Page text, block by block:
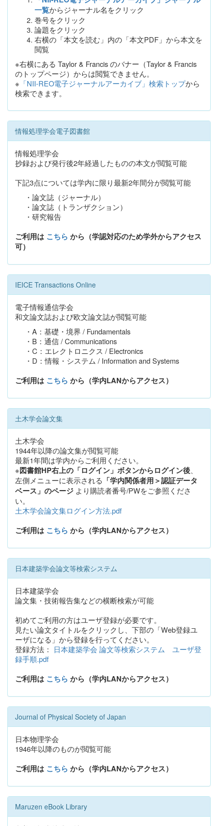
一覧からジャーナル名をクリック
巻号をクリック
論題をクリック
右横の「本文を読む」内の「本文PDF」から本文を
閲覧
※右横にある Taylor & Francis のバナー（Taylor & Francis
のトップページ）からは閲覧できません。
※ 「NII-REO電子ジャーナルアーカイブ」検索トップから
検索できます。
情報処理学会電子図書館
情報処理学会
抄録および発行後2年経過したものの本文が閲覧可能
下記3点については学内に限り最新2年間分が閲覧可能
・論文誌（ジャーナル）
・論文誌（トランザクション）
・研究報告
ご利用は こちら から（学認対応のため学外からアクセス
可）
IEICE Transactions Online
電子情報通信学会
和文論文誌および欧文論文誌が閲覧可能
・A：基礎・境界 / Fundamentals
・B：通信 / Communications
・C：エレクトロニクス / Electronics
・D：情報・システム / Information and Systems
ご利用は こちら から（学内LANからアクセス）
土木学会論文集
土木学会
1944年以降の論文集が閲覧可能
最新1年間は学内からご利用ください。
※図書館HP右上の「ログイン」ボタンからログイン後
左側メニューに表示される 「学内関係者用＞認証データ
ベース」のページ より購読者番号/PWをご参照くださ
い。
土木学会論文集ログイン方法.pdf
ご利用は こちら から（学内LANからアクセス）
日本建築学会論文等検索システム
日本建築学会
論文集・技術報告集などの横断検索が可能
初めてご利用の方はユーザ登録が必要です。
見たい論文タイトルをクリックし、下部の「Web登録ユ
ーザになる」から登録を行ってください。
登録方法： 日本建築学会 論文等検索システム ユーザ登
録手順.pdf
ご利用は こちら から（学内LANからアクセス）
Journal of Physical Society of Japan
日本物理学会
1946年以降のものが閲覧可能
ご利用は こちら から（学内LANからアクセス）
Maruzen eBook Library